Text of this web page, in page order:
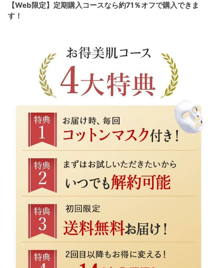
【Web限定】定期購入コースなら約71％オフで購入できま
す！